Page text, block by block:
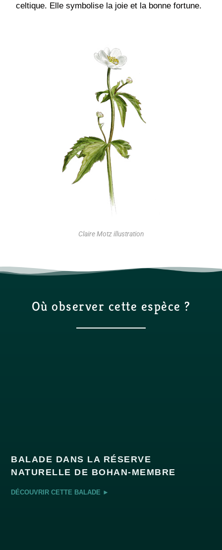
celtique. Elle symbolise la joie et la bonne fortune.
Claire Motz illustration
Où observer cette espèce ?
BALADE DANS LA RÉSERVE
NATURELLE DE BOHAN-MEMBRE
DÉCOUVRIR CETTE BALADE ►